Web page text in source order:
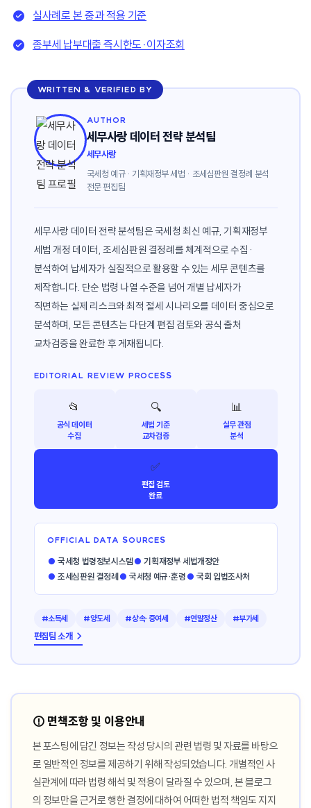
실사례로 본 중과 적용 기준
종부세 납부대출 즉시한도·이자조회
WRITTEN & VERIFIED BY
AUTHOR
세무사랑 데이터 전략 분석팀
세무사랑
국세청 예규 · 기획재정부 세법 · 조세심판원 결정례 분석
전문 편집팀
세무사랑 데이터 전략 분석팀은 국세청 최신 예규, 기획재정부
세법 개정 데이터, 조세심판원 결정례를 체계적으로 수집·
분석하여 납세자가 실질적으로 활용할 수 있는 세무 콘텐츠를
제작합니다. 단순 법령 나열 수준을 넘어 개별 납세자가
직면하는 실제 리스크와 최적 절세 시나리오를 데이터 중심으로
분석하며, 모든 콘텐츠는 다단계 편집 검토와 공식 출처
교차검증을 완료한 후 게재됩니다.
EDITORIAL REVIEW PROCESS
📂
공식 데이터
수집
🔍
세법 기준
교차검증
📊
실무 관점
분석
✅
편집 검토
완료
OFFICIAL DATA SOURCES
● 국세청 법령정보시스템● 기획재정부 세법개정안
● 조세심판원 결정례 ● 국세청 예규·훈령● 국회 입법조사처
#소득세 #양도세 #상속·증여세 #연말정산 #부가세
편집팀 소개 →
⚠️ 면책조항 및 이용안내
본 포스팅에 담긴 정보는 작성 당시의 관련 법령 및 자료를 바탕으
로 일반적인 정보를 제공하기 위해 작성되었습니다. 개별적인 사
실관계에 따라 법령 해석 및 적용이 달라질 수 있으며, 본 블로그
의 정보만을 근거로 행한 결정에 대하여 어떠한 법적 책임도 지지